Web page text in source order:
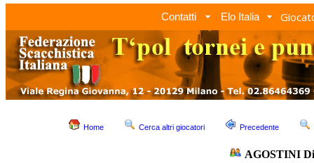
Contatti Elo Italia
Home Cerca altri giocatori Precedente
AGOSTINI